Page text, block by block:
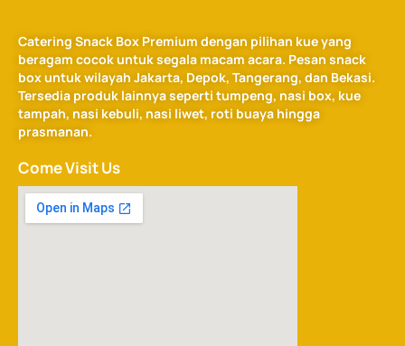
Catering Snack Box Premium dengan pilihan kue yang
beragam cocok untuk segala macam acara. Pesan snack
box untuk wilayah Jakarta, Depok, Tangerang, dan Bekasi.
Tersedia produk lainnya seperti tumpeng, nasi box, kue
tampah, nasi kebuli, nasi liwet, roti buaya hingga
prasmanan.
Come Visit Us